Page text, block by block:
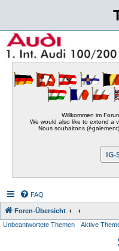
Willkommen im
We would also like to extend a
Nous souhaitons
FAQ
Foren-Übersicht
Unbeantwortete Themen Aktive